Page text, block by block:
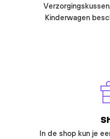
Kinderwagen
In de shop kun je